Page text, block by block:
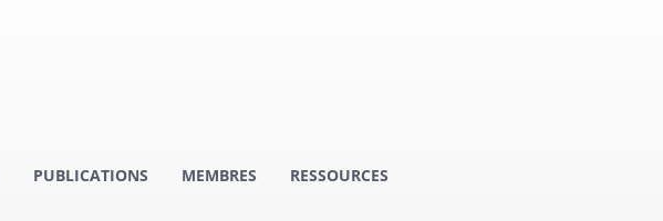
PUBLICATIONS MEMBRES RESSOURCES